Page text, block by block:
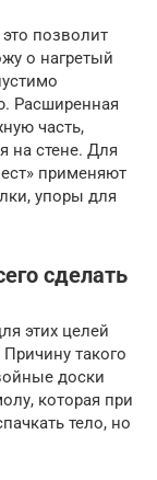
позволит
о нагретый
Расширенная
часть,
на стене. Для
применяют
упоры для
сделать
этих целей
такого
доски
которая при
тело, но